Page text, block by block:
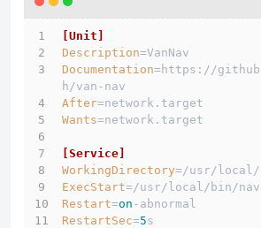
[Unit]
Description=VanNav
Documentation=https://
h/van-nav
After=network.target
Wants=network.target
[Service]
WorkingDirectory=/usr/local/
ExecStart=/usr/local/bin/nav
Restart=on -abnormal
RestartSec=5s